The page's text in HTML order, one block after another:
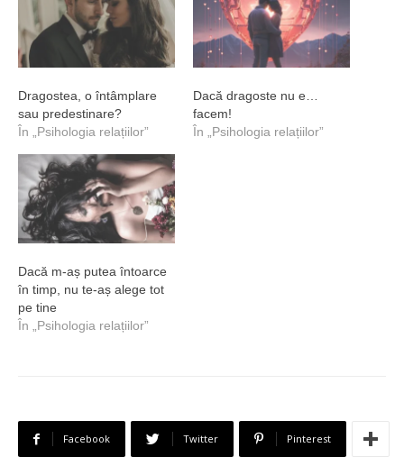
Dragostea, o întâmplare
sau predestinare?
În „Psihologia relațiilor”
Dacă dragoste nu e…
facem!
În „Psihologia relațiilor”
Dacă m-aș putea întoarce
în timp, nu te-aș alege tot
pe tine
În „Psihologia relațiilor”
Facebook Twitter Pinterest